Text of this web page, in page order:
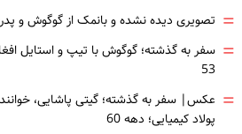
= تصویری دیده نشده و بانمک از گوگوش و
=
53
= عکس| سفر به گذشته؛ گیتی پاشایی،
پولاد کیمیایی؛ دهه 60